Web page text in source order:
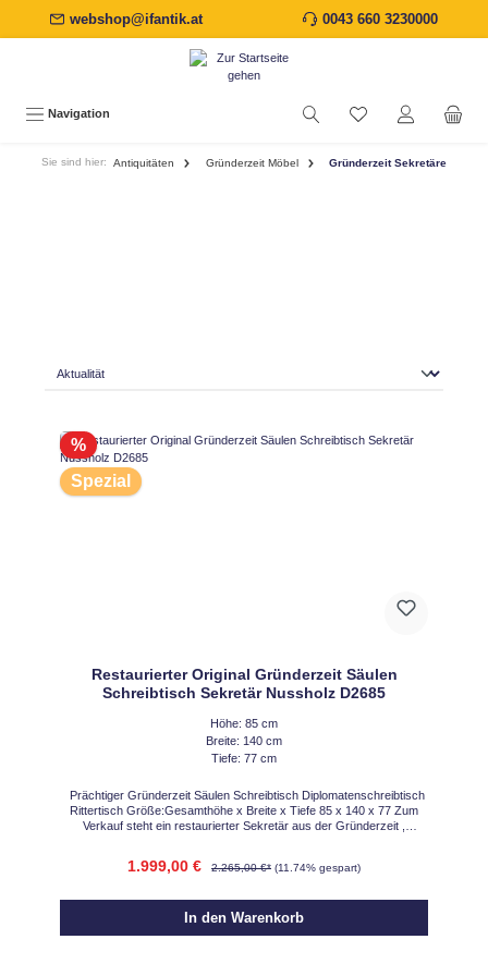
springenwebshop@ifantik.at 0043 660 3230000
Navigation
Sie sind hier: Antiquitäten Gründerzeit Möbel Gründerzeit Sekretäre
%
Spezial
Restaurierter Original Gründerzeit Säulen
Schreibtisch Sekretär Nussholz D2685
Höhe: 85 cm
Breite: 140 cm
Tiefe: 77 cm
Prächtiger Gründerzeit Säulen Schreibtisch Diplomatenschreibtisch
Rittertisch Größe:Gesamthöhe x Breite x Tiefe 85 x 140 x 77 Zum
Verkauf steht ein restaurierter Sekretär aus der Gründerzeit ,
Gründerzeit um 1875 ist ein beeindruckendes Möbelstück, das
edlem Eichenholzfurnier, strahlt er die zeitlose Schönheit und Solidität
dieser Epoche aus. Der Schreibtisch besticht durch seine großzügige
1.999,00 € 2.265,00 €* (11.74% gespart)
In den Warenkorb